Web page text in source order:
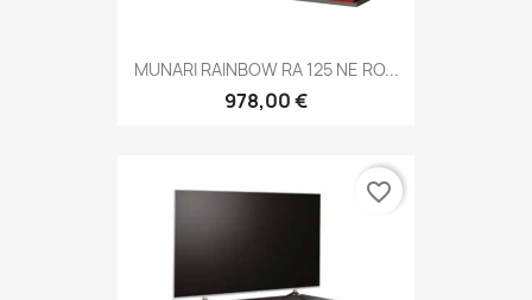
MUNARI RAINBOW RA 125 NE RO...
978,00 €
favorite_border